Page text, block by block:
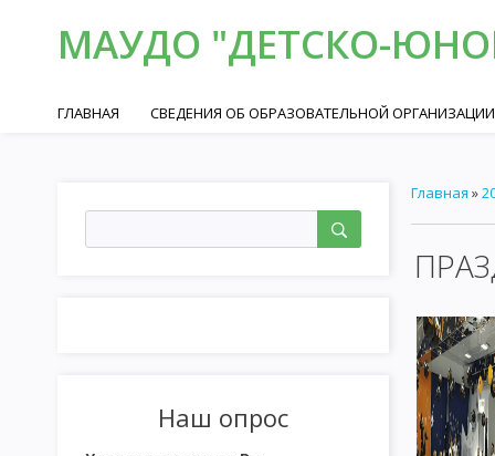
МАУДО "ДЕТСКО-
ГЛАВНАЯ СВЕДЕНИЯ ОБ ОБРАЗОВАТЕЛЬНОЙ ОРГАНИЗАЦИИ
Наш опрос
Главная »